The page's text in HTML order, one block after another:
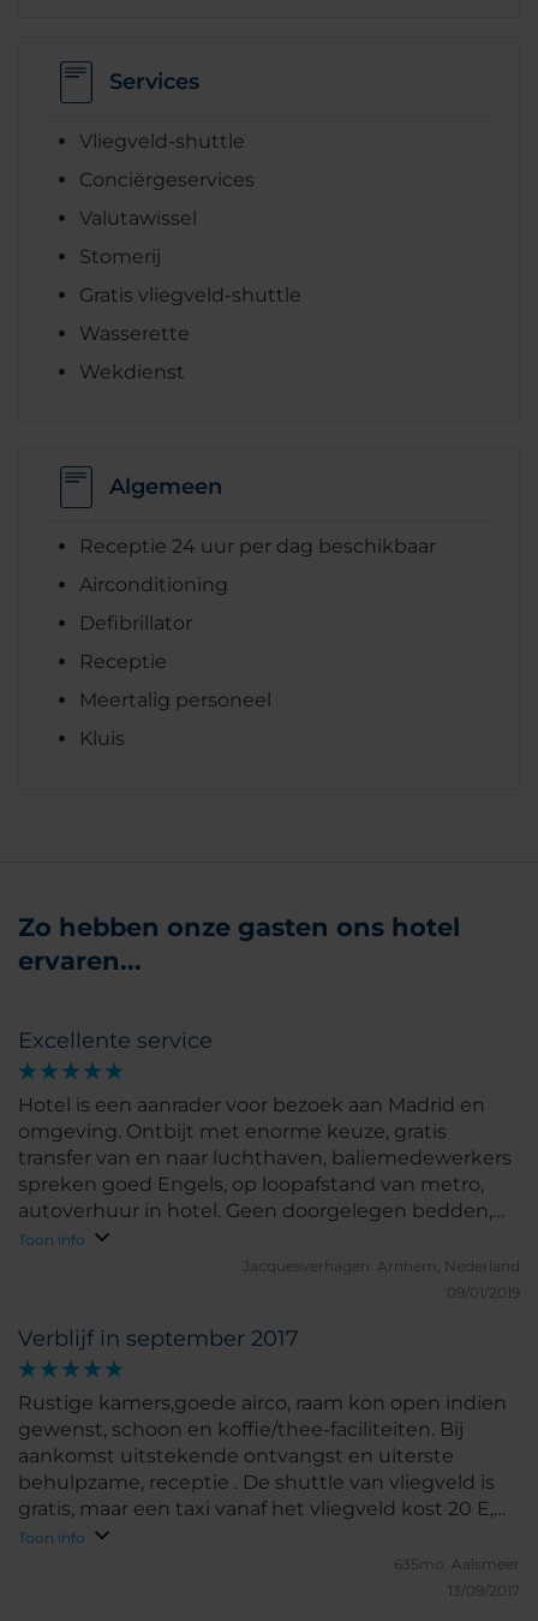
Services
Vliegveld-shuttle
Conciërgeservices
Valutawissel
Stomerij
Gratis vliegveld-shuttle
Wasserette
Wekdienst
Algemeen
Receptie 24 uur per dag beschikbaar
Airconditioning
Defibrillator
Receptie
Meertalig personeel
Kluis
Zo hebben onze gasten ons hotel
ervaren...
Excellente service
Hotel is een aanrader voor bezoek aan Madrid en
omgeving. Ontbijt met enorme keuze, gratis
transfer van en naar luchthaven, baliemedewerkers
spreken goed Engels, op loopafstand van metro,
autoverhuur in hotel. Geen doorgelegen bedden,
hygiëne was top.
Toon info
Jacquesverhagen. Arnhem, Nederland
09/01/2019
Verblijf in september 2017
Rustige kamers,goede airco, raam kon open indien
gewenst, schoon en koffie/thee-faciliteiten. Bij
aankomst uitstekende ontvangst en uiterste
behulpzame, receptie . De shuttle van vliegveld is
gratis, maar een taxi vanaf het vliegveld kost 20 E,
dus gewacht op de shuttle. De shuttle naar het
vliegveld had ik gemist dus een taxi genomen: €
12,00, en gevarieerd ontbijt. Dichtbij IFEMA, dus taxi
Toon info
635mo. Aalsmeer
13/09/2017